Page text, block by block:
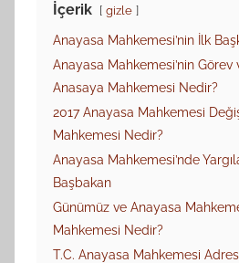
İçerik gizle
Anayasa Mahkemesi’nin İlk
Anayasa Mahkemesi’nin Görev
Anasaya Mahkemesi Nedir?
2017 Anayasa Mahkemesi
Mahkemesi Nedir?
Anayasa Mahkemesi’nde
Başbakan
Günümüz ve Anayasa
Mahkemesi Nedir?
T.C. Anayasa Mahkemesi